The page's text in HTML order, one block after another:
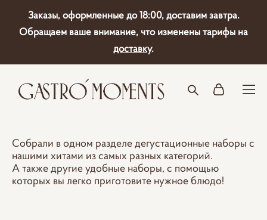
Заказы, оформленные до 18:00, доставим завтра.
Обращаем ваше внимание, что изменены тарифы на
доставку.
Собрали в одном разделе дегустационные наборы с
нашими хитами из самых разных категорий.
А также другие удобные наборы, с помощью
которых вы легко приготовите нужное блюдо!